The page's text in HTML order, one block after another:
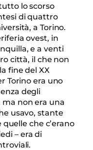
lo scorso
di quattro
a Torino.
ovest, in
e a venti
città, il che non
fine del XX
Torino era uno
degli
non era una
usavo, stante
quelle che c’erano
– era di